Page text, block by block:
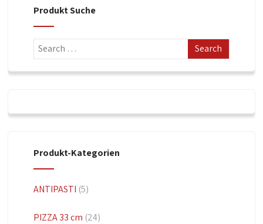
Produkt Suche
Produkt-Kategorien
ANTIPASTI (5)
PIZZA 33 cm (24)